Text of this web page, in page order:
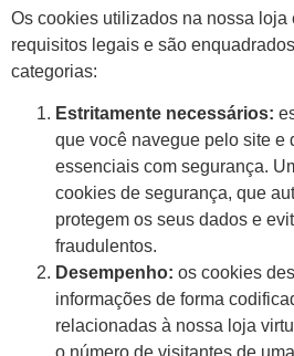
Os cookies utilizados na nossa loja
requisitos legais e são
categorias:
Estritamente necessários:
que você navegue pelo site e
essenciais com segurança.
cookies de segurança, que
protegem os seus dados e
fraudulentos.
Desempenho: os cookies
informações de forma
relacionadas à nossa loja
o número de visitantes de